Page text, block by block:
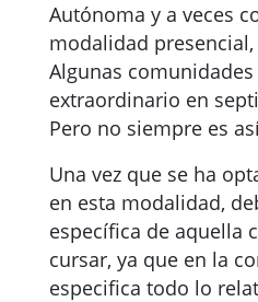
Autónoma y a veces
modalidad
Algunas
extraordinario en
Pero no siempre es
Una vez que se ha
en esta modalidad,
específica de aquella
cursar, ya que en la
especifica todo lo